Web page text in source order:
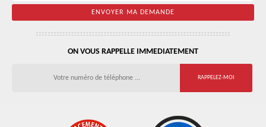
ON VOUS RAPPELLE IMMEDIATEMENT